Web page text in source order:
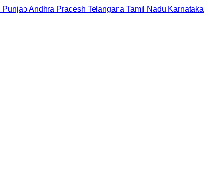
PunjabAndhra Pradesh Telangana Tamil Nadu Karnataka